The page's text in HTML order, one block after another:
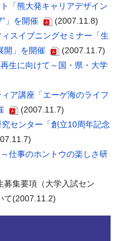
「熊大発キャリアデザイン
」を開催
(2007.11.8)
スイブニングセミナー「生
開」を開催
(2007.11.7)
生に向けて～国・県・大学
ア講座「エーゲ海のライフ
(2007.11.7)
センター「創立10周年記念
仕事のホントウの楽しさ研
募集要項（大学入試セン
て(2007.11.2)